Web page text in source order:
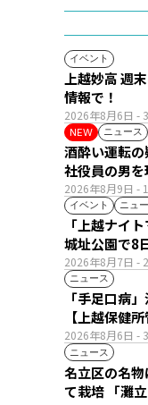
イベント
2026年8月6日 -
上越妙高 週
情報で！
NEW ニュース
2026年8月9日 -
酒酔い運転
社役員の男
イベント ニュ
2026年8月7日 -
「上越ナイ
城址公園で8
ニュース
2026年8月6日 -
「手足口病」流行 前の週の
【上越保健所
ニュース
名立区の名
て栽培 「灘